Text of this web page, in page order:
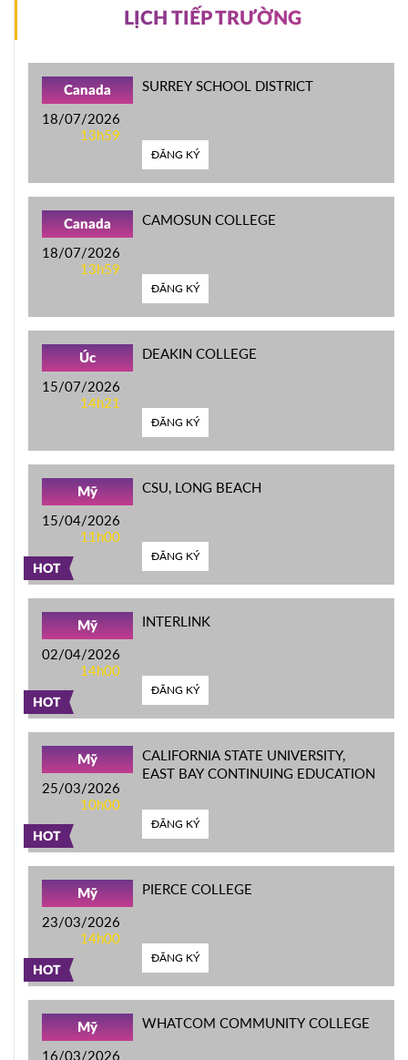
LỊCH TIẾP TRƯỜNG
Canada
18/07/2026
13h59
SURREY SCHOOL DISTRICT
ĐĂNG KÝ
Canada
18/07/2026
13h59
CAMOSUN COLLEGE
ĐĂNG KÝ
Úc
15/07/2026
14h21
DEAKIN COLLEGE
ĐĂNG KÝ
HOT
Mỹ
15/04/2026
11h00
CSU, LONG BEACH
ĐĂNG KÝ
HOT
Mỹ
02/04/2026
14h00
INTERLINK
ĐĂNG KÝ
HOT
Mỹ
25/03/2026
10h00
CALIFORNIA STATE UNIVERSITY,
EAST BAY CONTINUING EDUCATION
ĐĂNG KÝ
HOT
Mỹ
23/03/2026
14h00
PIERCE COLLEGE
ĐĂNG KÝ
Mỹ
16/03/2026
WHATCOM COMMUNITY COLLEGE